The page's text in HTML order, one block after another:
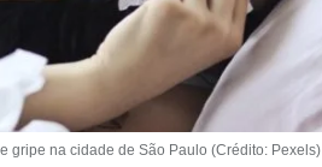
gripe na cidade de São Paulo (Crédito: Pexels)